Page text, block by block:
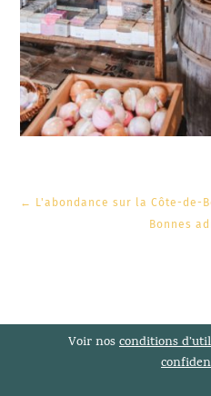
←
L'abondance sur la Côte-de-
Bonnes
Voir nosconditions